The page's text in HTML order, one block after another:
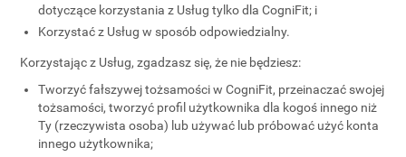
dotyczące korzystania z Usług tylko dla CogniFit; i
Korzystać z Usług w sposób odpowiedzialny.
Korzystając z Usług, zgadzasz się, że nie będziesz:
Tworzyć fałszywej tożsamości w CogniFit, przeinaczać swojej
tożsamości, tworzyć profil użytkownika dla kogoś innego niż
Ty (rzeczywista osoba) lub używać lub próbować użyć konta
innego użytkownika;